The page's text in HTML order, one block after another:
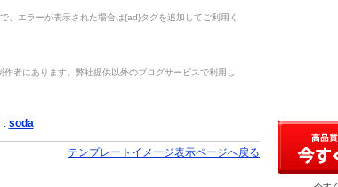
、エラーが表示された場合は{ad}タグを追加してご利用く
者にあります。弊社提供以外のブログサービスで利用し
: soda
テンプレートイメージ表示ページへ戻る